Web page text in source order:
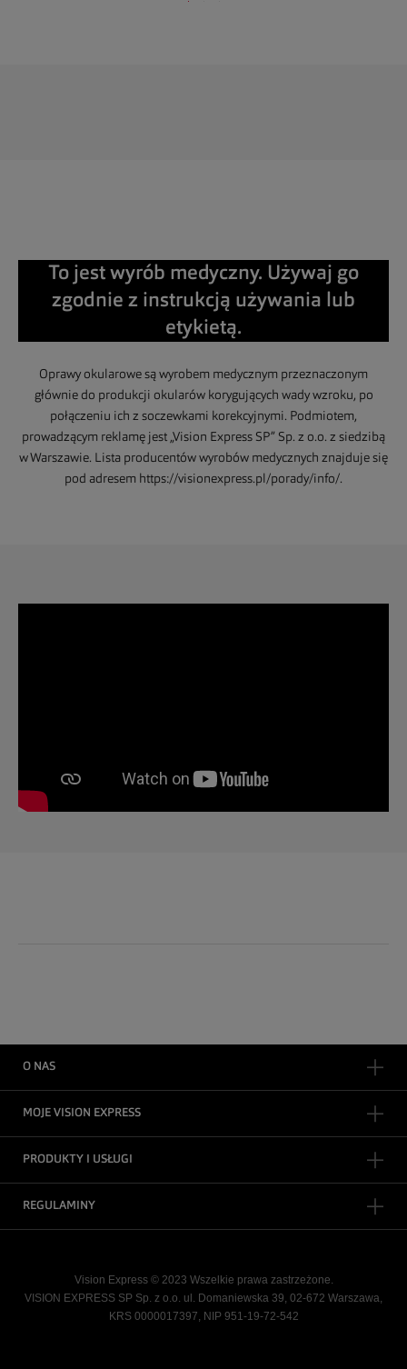
To jest wyrób medyczny. Używaj go
zgodnie z instrukcją używania lub
etykietą.
Oprawy okularowe są wyrobem medycznym przeznaczonym
głównie do produkcji okularów korygujących wady wzroku, po
połączeniu ich z soczewkami korekcyjnymi. Podmiotem,
prowadzącym reklamę jest „Vision Express SP” Sp. z o.o. z siedzibą
w Warszawie. Lista producentów wyrobów medycznych znajduje się
pod adresem https://visionexpress.pl/porady/info/.